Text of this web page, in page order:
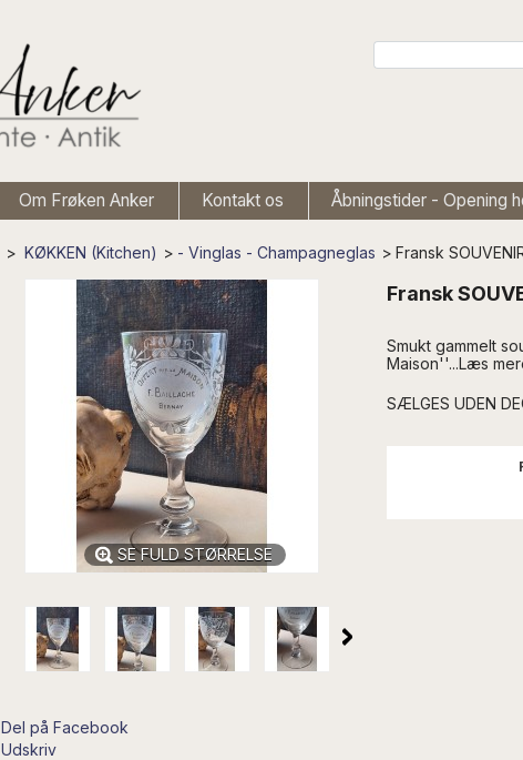
Om Frøken Anker Kontakt os Åbningstider - Opening
> KØKKEN (Kitchen) > - Vinglas - Champagneglas > Fransk
SE FULD STØRRELSE
Del på Facebook
Udskriv
Fransk
Smukt gammelt
Maison''...Læs
SÆLGES UDEN